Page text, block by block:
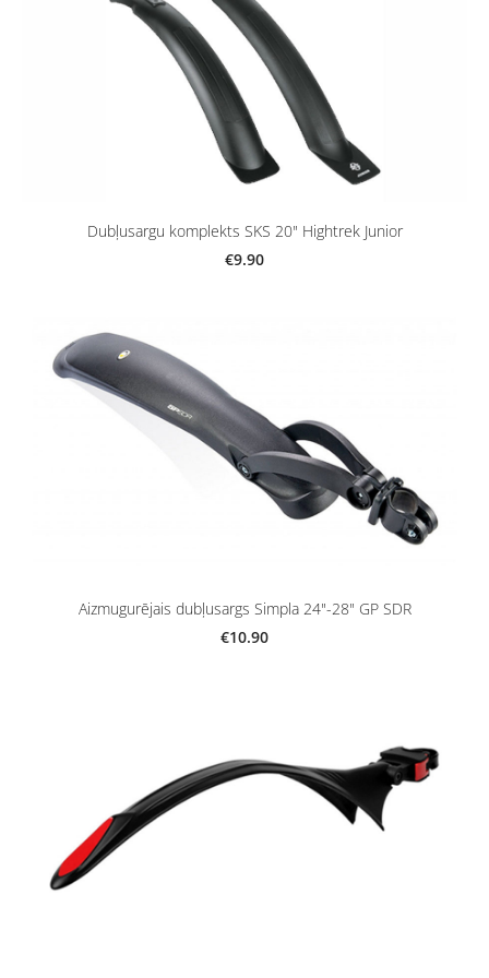
Dubļusargu komplekts SKS 20" Hightrek Junior
€9.90
Aizmugurējais dubļusargs Simpla 24"-28" GP SDR
€10.90